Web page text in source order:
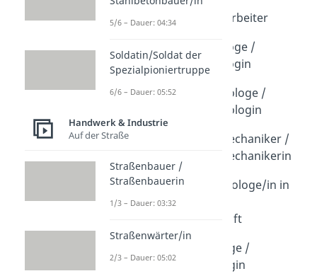
Produktionsmitarbeiter
Bergbautechnologe /
Bergbautechnologin
Dauer: 03:49
Packmitteltechnologe /
Packmitteltechnologin
Dauer: 03:41
Aufbereitungsmechaniker /
Aufbereitungsmechanikerin
Dauer: 04:57
Verfahrenstechnologe/in in
der Mühlen- und
Getreidewirtschaft
Dauer: 04:50
Medientechnologe /
Medientechnologin
5/6 – Dauer: 04:34
Soldatin/Soldat der
Spezialpioniertruppe
6/6 – Dauer: 05:52
Handwerk & Industrie
Auf der Straße
Straßenbauer /
Straßenbauerin
1/3 – Dauer: 03:32
Straßenwärter/in
2/3 – Dauer: 05:02